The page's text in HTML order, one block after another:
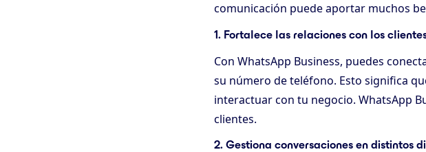
comunicación puede aportar muchos
1. Fortalece las relaciones con los
Con WhatsApp Business, puedes
su número de teléfono. Esto significa
interactuar con tu negocio. WhatsApp
clientes.
2. Gestiona conversaciones en distintos